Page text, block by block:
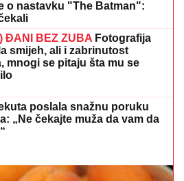
o nastavku "The Batman":
ĐANI BEZ ZUBA Fotografija
smijeh, ali i zabrinutost
mnogi se pitaju šta mu se
poslala snažnu poruku
„Ne čekajte muža da vam da